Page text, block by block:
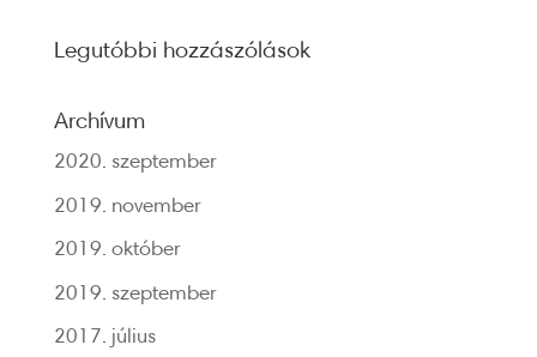
Legutóbbi hozzászólások
Archívum
2020. szeptember
2019. november
2019. október
2019. szeptember
2017. július